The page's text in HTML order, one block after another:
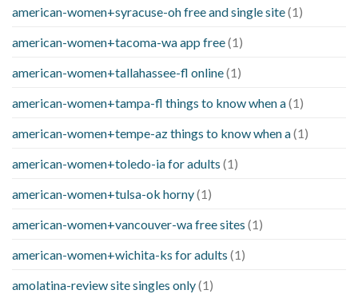
american-women+syracuse-oh free and single site(1)
american-women+tacoma-wa app free(1)
american-women+tallahassee-fl online(1)
american-women+tampa-fl things to know when a(1)
american-women+tempe-az things to know when a(1)
american-women+toledo-ia for adults (1)
american-women+tulsa-ok horny(1)
american-women+vancouver-wa free sites (1)
american-women+wichita-ks for adults (1)
amolatina-review site singles only(1)